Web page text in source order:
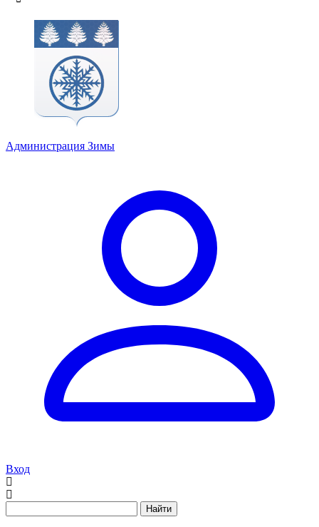
Администрация Зимы
Вход
Найти